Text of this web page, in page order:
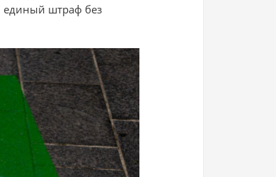
единый штраф без